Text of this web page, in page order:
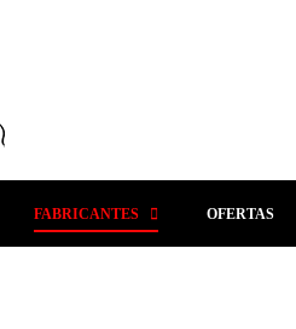
FABRICANTES OFERTAS